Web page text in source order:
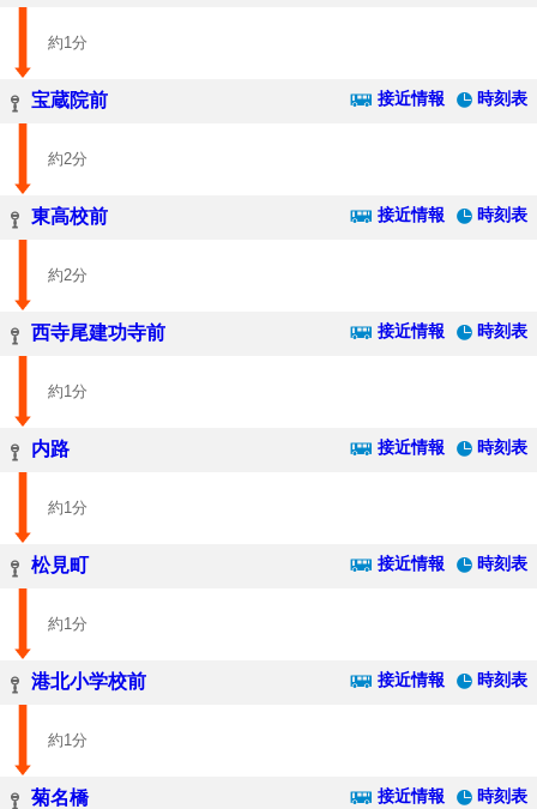
約1分
宝蔵院前 接近情報 時刻表
約2分
東高校前 接近情報 時刻表
約2分
西寺尾建功寺前 接近情報 時刻表
約1分
内路 接近情報 時刻表
約1分
松見町 接近情報 時刻表
約1分
港北小学校前 接近情報 時刻表
約1分
菊名橋 接近情報 時刻表